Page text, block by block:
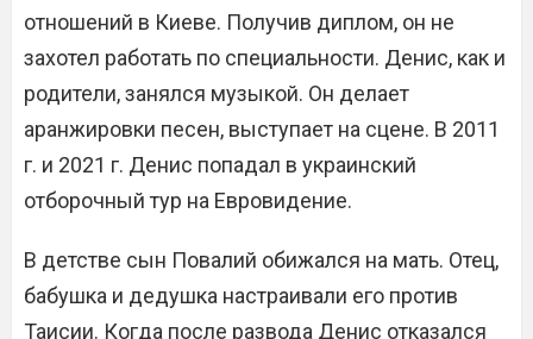
отношений в Киеве. Получив диплом, он не
захотел работать по специальности. Денис, как и
родители, занялся музыкой. Он делает
аранжировки песен, выступает на сцене. В 2011
г. и 2021 г. Денис попадал в украинский
отборочный тур на Евровидение.
В детстве сын Повалий обижался на мать. Отец,
бабушка и дедушка настраивали его против
Таисии. Когда после развода Денис отказался